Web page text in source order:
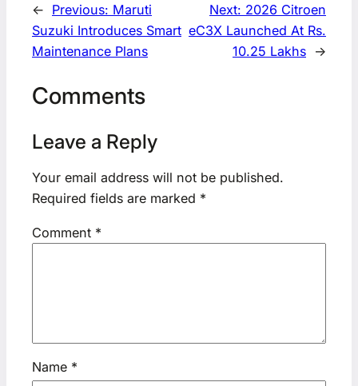
← Previous: Maruti
Suzuki Introduces Smart
Maintenance Plans
Next: 2026 Citroen
eC3X Launched At Rs.
10.25 Lakhs →
Comments
Leave a Reply
Your email address will not be published.
Required fields are marked *
Comment *
Name *